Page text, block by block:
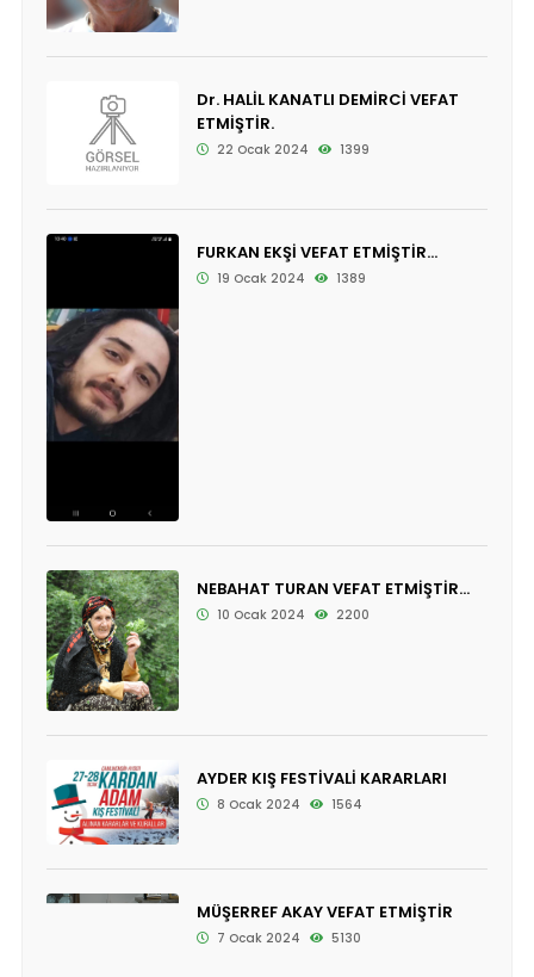
Dr. HALİL KANATLI DEMİRCİ VEFAT
ETMİŞTİR.
22 Ocak 2024 1399
FURKAN EKŞİ VEFAT ETMİŞTİR...
19 Ocak 2024 1389
NEBAHAT TURAN VEFAT ETMİŞTİR...
10 Ocak 2024 2200
AYDER KIŞ FESTİVALİ KARARLARI
8 Ocak 2024 1564
MÜŞERREF AKAY VEFAT ETMİŞTİR
7 Ocak 2024 5130